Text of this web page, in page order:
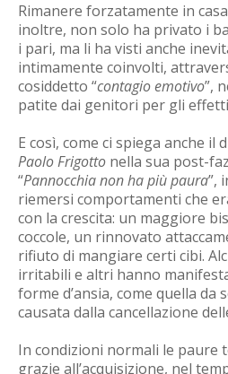
Rimanere forzatamente in
inoltre, non solo ha privato i
i pari, ma li ha visti anche
intimamente coinvolti,
cosiddetto “contagio emotivo”,
patite dai genitori per gli
E così, come ci spiega anche il
Paolo Frigotto nella sua post-
“Pannocchia non ha più paura”,
riemersi comportamenti che
con la crescita: un maggiore
coccole, un rinnovato
rifiuto di mangiare certi cibi.
irritabili e altri hanno
forme d’ansia, come quella da
causata dalla cancellazione
In condizioni normali le paure
grazie all’acquisizione, nel